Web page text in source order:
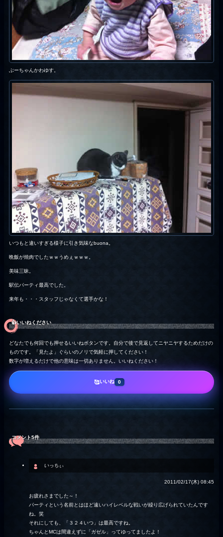
ぶーちゃんかわゆす。
いつもと違いすぎる様子に引き気味なbuona。
晩飯が焼肉でしたｗｗうめぇｗｗｗ。
美味三昧。
駅伝パーティ最高でした。
来年も・・・スタッフじゃなくて選手かな！
👍️いいねください
どなたでも何回でも押せるいいねボタンです。自分で後で見返してニヤニヤするためだけの
ものです。「見たよ」ぐらいのノリで気軽に押してください！
数字が増えるだけで他の意味は一切ありません。いいねください！
🥰いいね 0
コメント5件
いっちぃ
2011/02/17(木) 08:45
お疲れさまでした～！
パーティという名前とはほど遠いハイレベルな戦いが繰り広げられていたんです
ね。笑
それにしても、「３２４いつ」は最高ですね。
ちゃんとMCは間違えずに「ガゼル」ってゆってましたよ！